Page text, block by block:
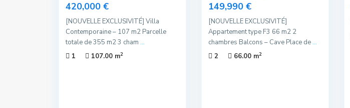
420,000 €
[NOUVELLE EXCLUSIVITÉ] Villa
Contemporaine – 107 m2 Parcelle
totale de 355 m2 3 cham ...
1
107.00 m2
149,990 €
[NOUVELLE EXCLUSIVITÉ]
Appartement type F3 66 m2 2
chambres Balcons – Cave Place de...
2
66.00 m2